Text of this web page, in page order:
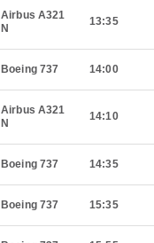
Airbus A321
N
13:35
Boeing 737 14:00
Airbus A321
N
14:10
Boeing 737 14:35
Boeing 737 15:35